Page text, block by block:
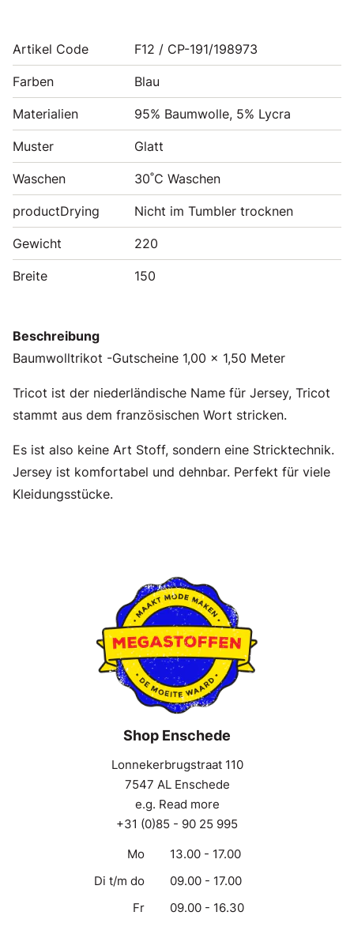
Artikel Code F12 / CP-191/198973
Farben Blau
Materialien 95% Baumwolle, 5% Lycra
Muster Glatt
Waschen 30˚C Waschen
productDrying Nicht im Tumbler trocknen
Gewicht 220
Breite 150
Beschreibung
Baumwolltrikot -Gutscheine 1,00 x 1,50 Meter
Tricot ist der niederländische Name für Jersey, Tricot
stammt aus dem französischen Wort stricken.
Es ist also keine Art Stoff, sondern eine Stricktechnik.
Jersey ist komfortabel und dehnbar. Perfekt für viele
Kleidungsstücke.
Shop Enschede
Lonnekerbrugstraat 110
7547 AL Enschede
e.g. Read more
+31 (0)85 - 90 25 995
Mo
13.00 - 17.00
Di t/m do
09.00 - 17.00
Fr
09.00 - 16.30